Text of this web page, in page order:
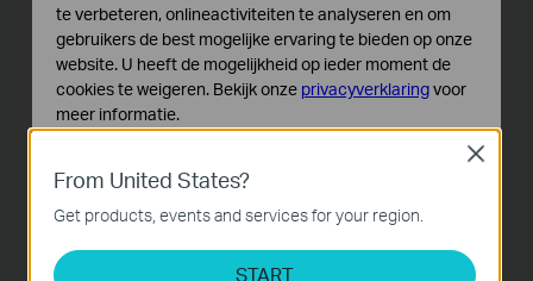
Hierna volgt er als estafette meerdere actiedagen op
andere locaties door het gehele land.
Regio Midden NL - 10 september, meer info volgt
Regio Oost NL - 2 april 2026, meer info volgt
From United States?
Get products, events and services for your region.
START
Close
te verbeteren, onlineactiviteiten te analyseren en om
gebruikers de best mogelijke ervaring te bieden op onze
website. U heeft de mogelijkheid op ieder moment de
cookies te weigeren. Bekijk onze privacyverklaringvoor
meer informatie.
Deze cookies zijn noodzakelijk voor de werking van de
website en kunnen niet worden uitgeschakeld.
Analyse en Marketing Cookies
Cookies voor analyse geven ons de mogelijkheid uw